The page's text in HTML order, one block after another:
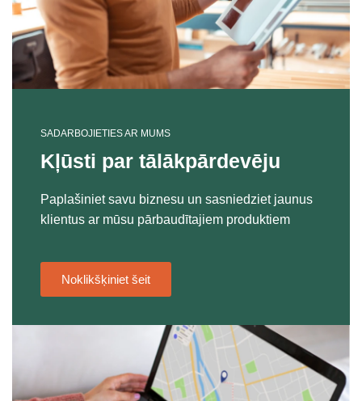
SADARBOJIETIES AR MUMS
Kļūsti par tālākpārdevēju
Paplašiniet savu biznesu un sasniedziet jaunus
klientus ar mūsu pārbaudītajiem produktiem
Noklikšķiniet šeit